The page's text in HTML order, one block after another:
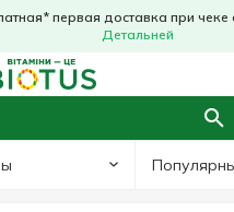
первая доставка при чеке
Детальней